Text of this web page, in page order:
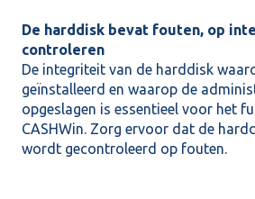
De harddisk bevat fouten, op
controleren
De integriteit van de harddisk
geïnstalleerd en waarop de
opgeslagen is essentieel voor het
CASHWin. Zorg ervoor dat de
wordt gecontroleerd op fouten.